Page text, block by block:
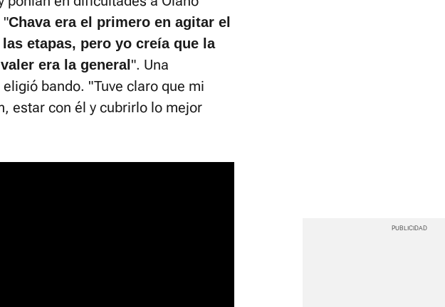
"Chava era el primero en agitar el
etapas, pero yo creía que la
era la general". Una
bando. "Tuve claro que mi
estar con él y cubrirlo lo mejor